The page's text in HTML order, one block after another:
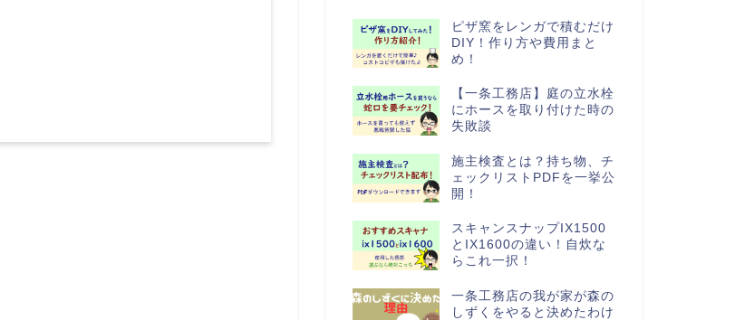
ピザ窯をレンガで積むだけ
DIY！作り方や費用まと
め！
【一条工務店】庭の立水栓
にホースを取り付けた時の
失敗談
施主検査とは？持ち物、チ
ェックリストPDFを一挙公
開！
スキャンスナップIX1500
とIX1600の違い！自炊な
らこれ一択！
一条工務店の我が家が森の
しずくをやると決めたわけ